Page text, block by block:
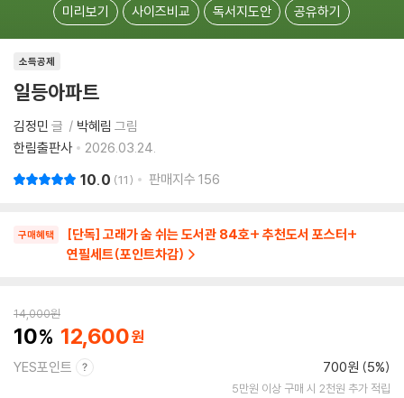
미리보기 사이즈비교 독서지도안 공유하기
소득공제
일등아파트
김정민 글 박혜림 그림
한림출판사
2026.03.24.
10.0 11 판매지수 156
구매혜택
[단독] 고래가 숨 쉬는 도서관 84호+ 추천도서 포스터+
연필세트(포인트차감)
14,000원
10 12,600
YES포인트 700원 (5%)
5만원 이상 구매 시 2천원 추가 적립